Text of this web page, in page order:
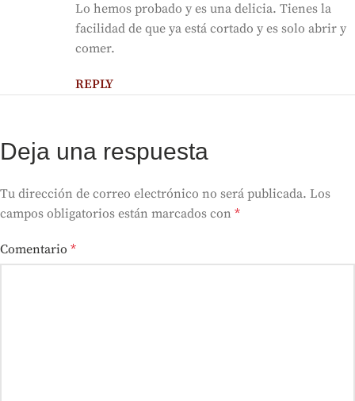
Lo hemos probado y es una delicia. Tienes la
facilidad de que ya está cortado y es solo abrir y
comer.
REPLY
Deja una respuesta
Tu dirección de correo electrónico no será publicada. Los
campos obligatorios están marcados con *
Comentario *